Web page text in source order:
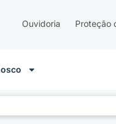
Ouvidoria Proteção